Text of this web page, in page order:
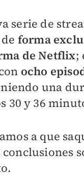
serie de
forma
de Netflix;
ocho
una
30 y 36
a que